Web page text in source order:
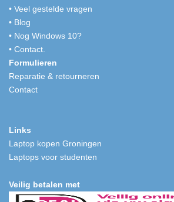
• Veel gestelde vragen
• Blog
• Nog Windows 10?
• Contact.
Formulieren
Reparatie & retourneren
Contact
Links
Laptop kopen Groningen
Laptops voor studenten
Veilig betalen met